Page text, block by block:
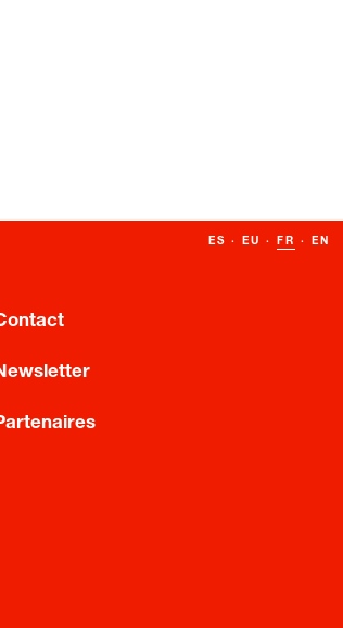
ES · EU · FR · EN